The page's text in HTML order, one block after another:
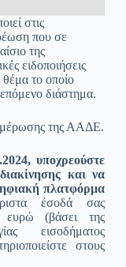
στις
που σε
της
ειδοποιήσεις
το οποίο
διάστημα.
της ΑΑΔΕ.
, υποχρεούστε
και να
πλατφόρμα
έσοδά σας
ευρώ (βάσει της
εισοδήματος
στους